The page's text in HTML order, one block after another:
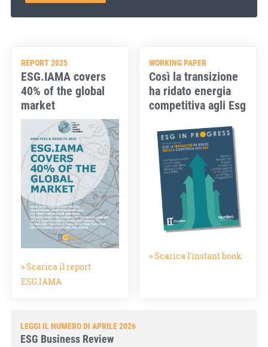
REPORT 2025
ESG.IAMA covers
40% of the global
market
» Scarica il report
ESG.IAMA
WORKING PAPER
Così la transizione
ha ridato energia
competitiva agli Esg
» Scarica l'instant book
LEGGI IL NUMERO DI APRILE 2026
ESG Business Review